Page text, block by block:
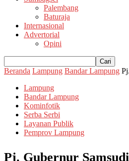
Palembang
Baturaja
Internasional
Advertorial
Opini
Beranda Lampung Bandar Lampung
Lampung
Bandar Lampung
Kominfotik
Serba Serbi
Layanan Publik
Pemprov Lampung
Pj. Gubernur